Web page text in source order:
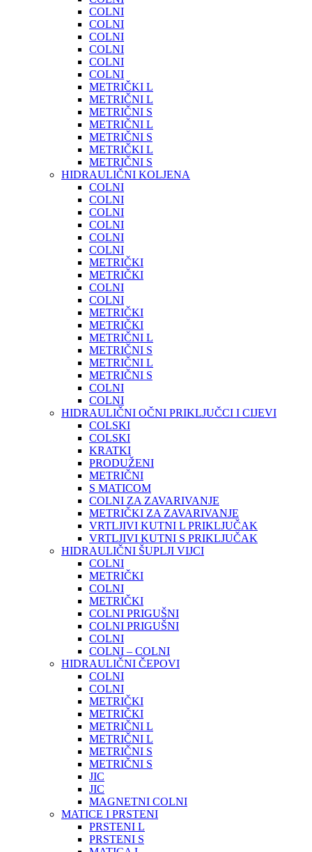
COLNI
COLNI
COLNI
COLNI
COLNI
COLNI
METRIČKI L
METRIČNI L
METRIČNI S
METRIČNI L
METRIČNI S
METRIČKI L
METRIČNI S
HIDRAULIČNI KOLJENA
COLNI
COLNI
COLNI
COLNI
COLNI
COLNI
METRIČKI
METRIČKI
COLNI
COLNI
METRIČKI
METRIČKI
METRIČNI L
METRIČNI S
METRIČNI L
METRIČNI S
COLNI
COLNI
HIDRAULIČNI OČNI PRIKLJUČCI I CIJEVI
COLSKI
COLSKI
KRATKI
PRODUŽENI
METRIČNI
S MATICOM
COLNI ZA ZAVARIVANJE
METRIČKI ZA ZAVARIVANJE
VRTLJIVI KUTNI L PRIKLJUČAK
VRTLJIVI KUTNI S PRIKLJUČAK
HIDRAULIČNI ŠUPLJI VIJCI
COLNI
METRIČKI
COLNI
METRIČKI
COLNI PRIGUŠNI
COLNI PRIGUŠNI
COLNI
COLNI – COLNI
HIDRAULIČNI ČEPOVI
COLNI
COLNI
METRIČKI
METRIČKI
METRIČNI L
METRIČNI L
METRIČNI S
METRIČNI S
JIC
JIC
MAGNETNI COLNI
MATICE I PRSTENI
PRSTENI L
PRSTENI S